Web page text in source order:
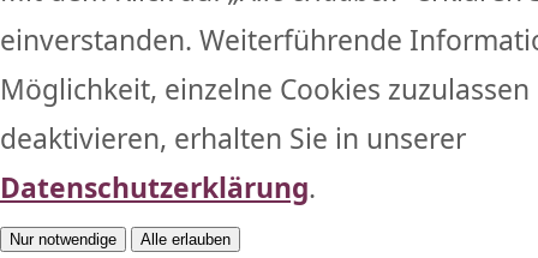
einverstanden. Weiterführende
Möglichkeit, einzelne Cookies
deaktivieren, erhalten Sie in unserer
Datenschutzerklärung.
Nur notwendige Alle erlauben